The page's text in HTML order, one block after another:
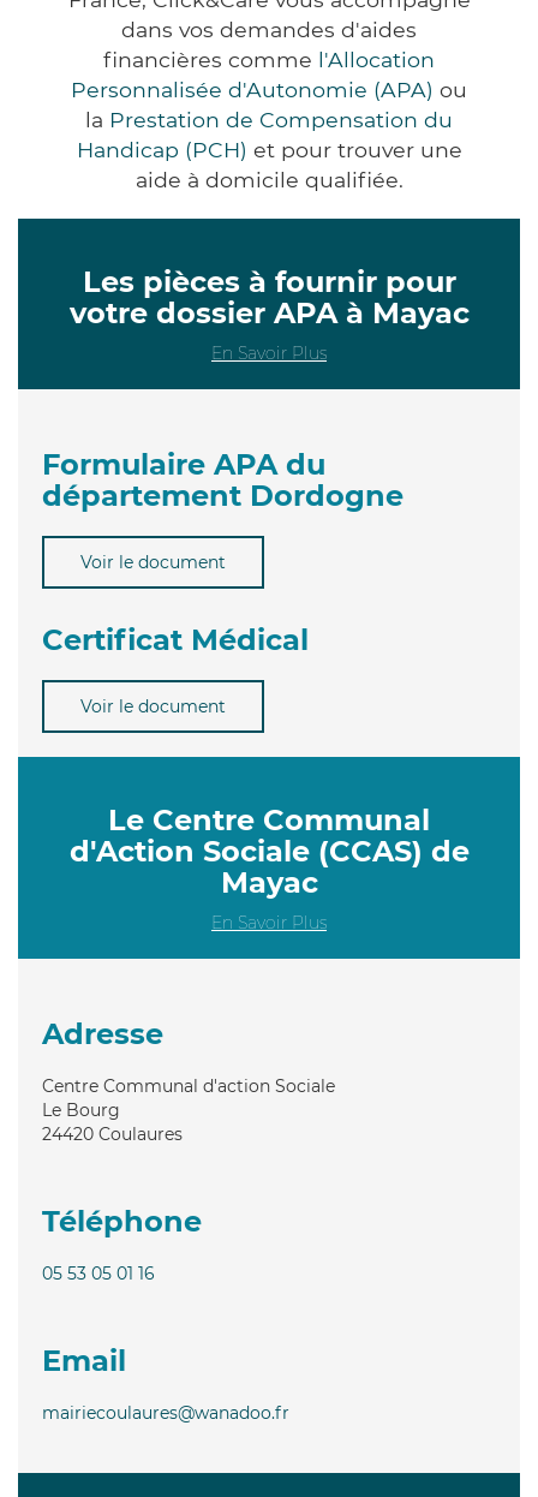
dans vos demandes d'aides
financières comme l'Allocation
Personnalisée d'Autonomie (APA) ou
la Prestation de Compensation du
Handicap (PCH) et pour trouver une
aide à domicile qualifiée.
Les pièces à fournir pour
votre dossier APA à Mayac
En Savoir Plus
Formulaire APA du
département Dordogne
Voir le document
Certificat Médical
Voir le document
Le Centre Communal
d'Action Sociale (CCAS) de
Mayac
En Savoir Plus
Adresse
Centre Communal d'action Sociale
Le Bourg
24420 Coulaures
Téléphone
05 53 05 01 16
Email
mairiecoulaures@wanadoo.fr